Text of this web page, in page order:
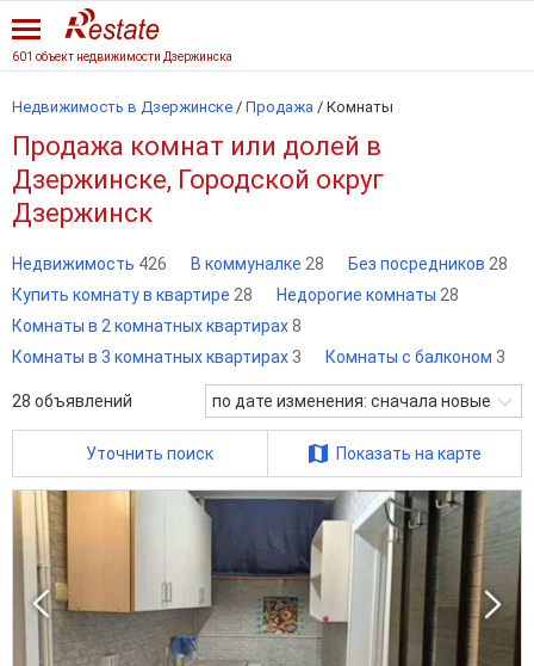
601 объект недвижимости Дзержинска
Недвижимость в Дзержинске / Продажа / Комнаты
Продажа комнат или долей в
Дзержинске, Городской округ
Дзержинск
Недвижимость 426 В коммуналке 28 Без посредников 28
Купить комнату в квартире 28 Недорогие комнаты 28
Комнаты в 2 комнатных квартирах8
Комнаты в 3 комнатных квартирах 3 Комнаты с балконом 3
28 объявлений по дате изменения: сначала новые
Уточнить поиск Показать на карте